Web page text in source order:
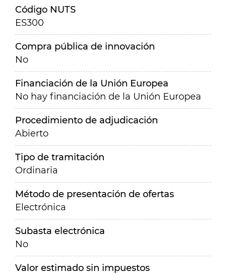
Código NUTS
ES300
Compra pública de innovación
No
Financiación de la Unión Europea
No hay financiación de la Unión Europea
Procedimiento de adjudicación
Abierto
Tipo de tramitación
Ordinaria
Método de presentación de ofertas
Electrónica
Subasta electrónica
No
Valor estimado sin impuestos